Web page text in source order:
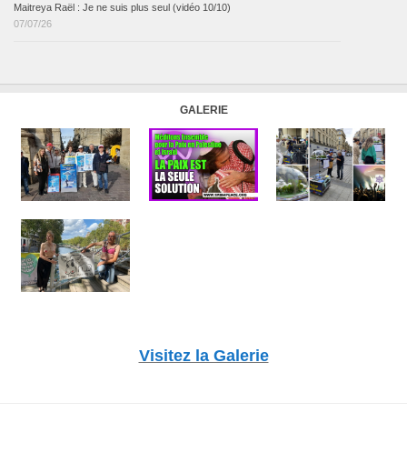
Maitreya Raël : Je ne suis plus seul (vidéo 10/10)
07/07/26
GALERIE
Visitez la Galerie